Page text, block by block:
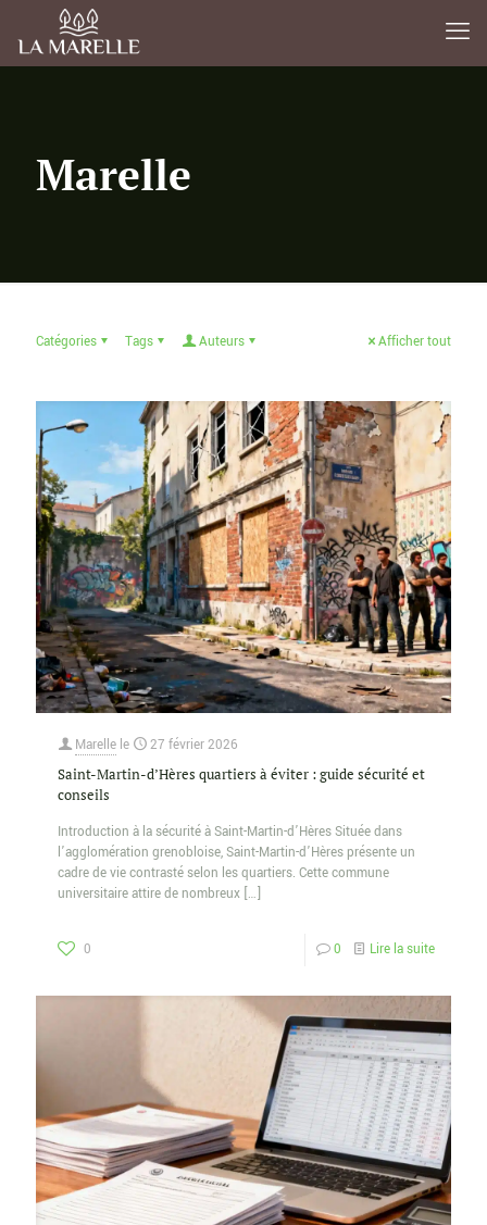
Marelle
Catégories Tags Auteurs Afficher tout
Marelle le 27 février 2026
Saint-Martin-d’Hères quartiers à éviter : guide sécurité et
conseils
Introduction à la sécurité à Saint-Martin-d’Hères Située dans
l’agglomération grenobloise, Saint-Martin-d’Hères présente un
cadre de vie contrasté selon les quartiers. Cette commune
universitaire attire de nombreux […]
0 0 Lire la suite